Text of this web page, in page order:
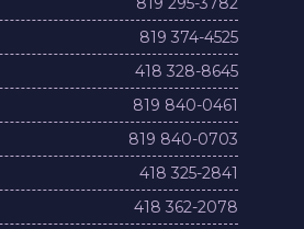
819 374-4525
418 328-8645
819 840-0461
819 840-0703
418 325-2841
418 362-2078